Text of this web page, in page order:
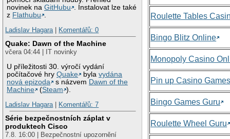
novinek naGitHubu
. Instalovat lze také
z Flathubu
Ladislav Hagara| Komentářů: 0
Quake: Dawn of the Machine
včera 04:44 | IT novinky
U příležitosti 30. výročí vydání
počítačové hryQuake bylavydána
nová epizoda
s názvem Dawn of the
Machine
(Steam ).
Ladislav Hagara| Komentářů: 7
Série bezpečnostních záplat v
produktech Cisco
7.8. 16:00 | Bezpečnostní upozornění
Roulette Tables
Bingo Blitz Online
Monopoly Casino
Pin up Casino
Bingo Games Guru
Roulette Wheel Guru